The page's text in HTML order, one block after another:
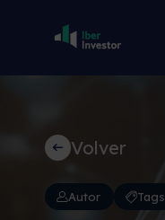
Volver
Autor Tags